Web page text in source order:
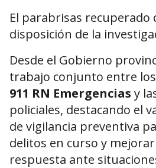
El parabrisas recuperado
disposición de la
Desde el Gobierno
trabajo conjunto entre
911 RN Emergencias y
policiales, destacando el
de vigilancia preventiva
delitos en curso y
respuesta ante